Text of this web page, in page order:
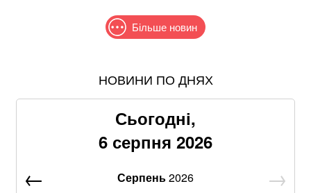
Більше новин
Пенсія у серпні 2026-го: кому доплатять понад 519
Знищені печі, склади та роки роботи: що
залишилося після удару по "Епіцентру"
Без води не вижити: Шмигаль розкрив, куди планує
НОВИНИ ПО ДНЯХ
Сьогодні,
6 серпня 2026
Серпень2026